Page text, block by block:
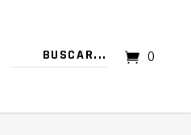
0